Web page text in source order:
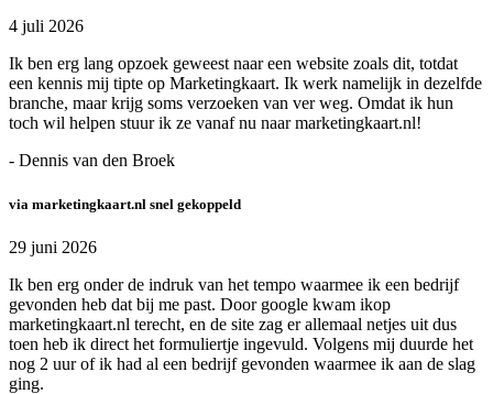
4 juli 2026
Ik ben erg lang opzoek geweest naar een website zoals dit, totdat
een kennis mij tipte op Marketingkaart. Ik werk namelijk in dezelfde
branche, maar krijg soms verzoeken van ver weg. Omdat ik hun
toch wil helpen stuur ik ze vanaf nu naar marketingkaart.nl!
- Dennis van den Broek
via marketingkaart.nl snel gekoppeld
29 juni 2026
Ik ben erg onder de indruk van het tempo waarmee ik een bedrijf
gevonden heb dat bij me past. Door google kwam ikop
marketingkaart.nl terecht, en de site zag er allemaal netjes uit dus
toen heb ik direct het formuliertje ingevuld. Volgens mij duurde het
nog 2 uur of ik had al een bedrijf gevonden waarmee ik aan de slag
ging.